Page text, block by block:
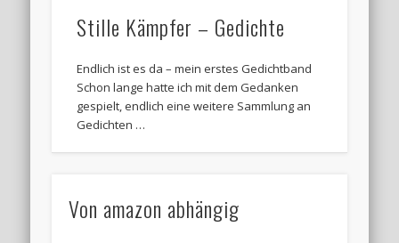
Stille Kämpfer – Gedichte
Endlich ist es da – mein erstes Gedichtband
Schon lange hatte ich mit dem Gedanken
gespielt, endlich eine weitere Sammlung an
Gedichten …
Von amazon abhängig